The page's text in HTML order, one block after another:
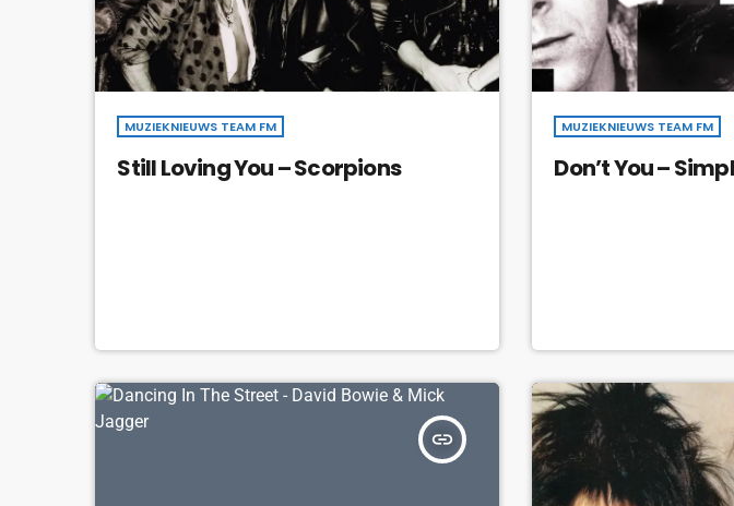
MUZIEKNIEUWS TEAM FM
Still Loving You – Scorpions
MUZIEKNIEUWS TEAM FM
Don’t You –
insert_link